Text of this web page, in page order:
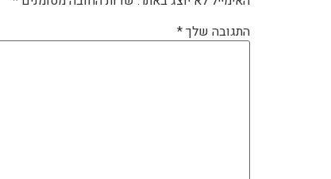
התגובה שלך*